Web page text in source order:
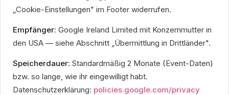
„Cookie-Einstellungen" im Footer widerrufen.
Empfänger: Google Ireland Limited mit Konzernmutter in
den USA — siehe Abschnitt „Übermittlung in Drittländer".
Speicherdauer: Standardmäßig 2 Monate (Event-Daten)
bzw. so lange, wie ihr eingewilligt habt.
Datenschutzerklärung: policies.google.com/privacy